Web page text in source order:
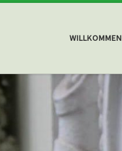
WILLKOMMEN